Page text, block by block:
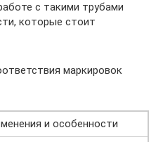
с такими трубами
которые стоит
маркировок
и особенности